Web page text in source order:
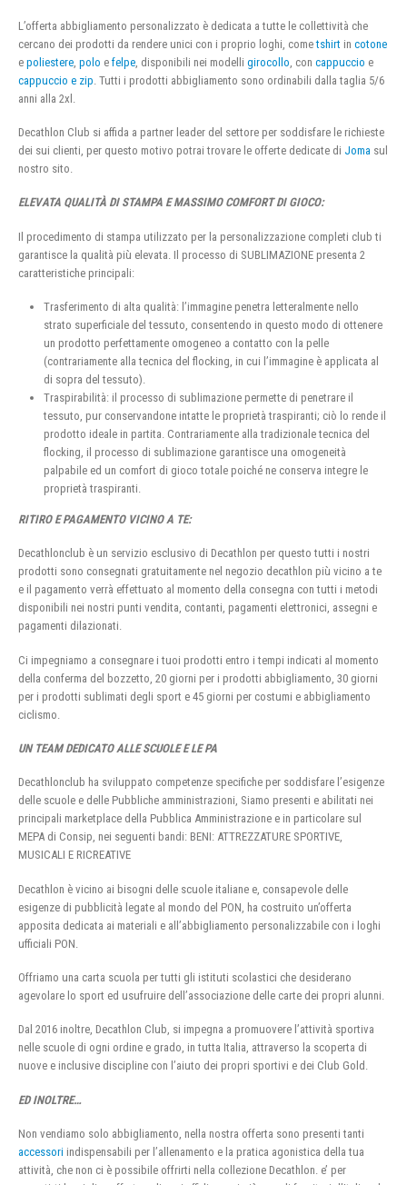
L’offerta abbigliamento personalizzato è dedicata a tutte le collettività che
cercano dei prodotti da rendere unici con i proprio loghi, cometshirt in cotone
e poliestere polo e felpe , disponibili nei modelli girocollo , con cappuccio e
cappuccio e zip . Tutti i prodotti abbigliamento sono ordinabili dalla taglia 5/6
anni alla 2xl.
Decathlon Club si affida a partner leader del settore per soddisfare le richieste
dei sui clienti, per questo motivo potrai trovare le offerte dedicate di Joma sul
nostro sito.
ELEVATA QUALITÀ DI STAMPA E MASSIMO COMFORT DI GIOCO:
Il procedimento di stampa utilizzato per la personalizzazione completi club ti
garantisce la qualità più elevata. Il processo di SUBLIMAZIONE presenta 2
caratteristiche principali:
Trasferimento di alta qualità: l’immagine penetra letteralmente nello
strato superficiale del tessuto, consentendo in questo modo di ottenere
un prodotto perfettamente omogeneo a contatto con la pelle
(contrariamente alla tecnica del flocking, in cui l’immagine è applicata al
di sopra del tessuto).
Traspirabilità: il processo di sublimazione permette di penetrare il
tessuto, pur conservandone intatte le proprietà traspiranti; ciò lo rende il
prodotto ideale in partita. Contrariamente alla tradizionale tecnica del
flocking, il processo di sublimazione garantisce una omogeneità
palpabile ed un comfort di gioco totale poiché ne conserva integre le
proprietà traspiranti.
RITIRO E PAGAMENTO VICINO A TE:
Decathlonclub è un servizio esclusivo di Decathlon per questo tutti i nostri
prodotti sono consegnati gratuitamente nel negozio decathlon più vicino a te
e il pagamento verrà effettuato al momento della consegna con tutti i metodi
disponibili nei nostri punti vendita, contanti, pagamenti elettronici, assegni e
pagamenti dilazionati.
Ci impegniamo a consegnare i tuoi prodotti entro i tempi indicati al momento
della conferma del bozzetto, 20 giorni per i prodotti abbigliamento, 30 giorni
per i prodotti sublimati degli sport e 45 giorni per costumi e abbigliamento
ciclismo.
UN TEAM DEDICATO ALLE SCUOLE E LE PA
Decathlonclub ha sviluppato competenze specifiche per soddisfare l’esigenze
delle scuole e delle Pubbliche amministrazioni, Siamo presenti e abilitati nei
principali marketplace della Pubblica Amministrazione e in particolare sul
MEPA di Consip, nei seguenti bandi: BENI: ATTREZZATURE SPORTIVE,
MUSICALI E RICREATIVE
Decathlon è vicino ai bisogni delle scuole italiane e, consapevole delle
esigenze di pubblicità legate al mondo del PON, ha costruito un’offerta
apposita dedicata ai materiali e all’abbigliamento personalizzabile con i loghi
ufficiali PON.
Offriamo una carta scuola per tutti gli istituti scolastici che desiderano
agevolare lo sport ed usufruire dell’associazione delle carte dei propri alunni.
Dal 2016 inoltre, Decathlon Club, si impegna a promuovere l’attività sportiva
nelle scuole di ogni ordine e grado, in tutta Italia, attraverso la scoperta di
nuove e inclusive discipline con l’aiuto dei propri sportivi e dei Club Gold.
ED INOLTRE…
Non vendiamo solo abbigliamento, nella nostra offerta sono presenti tanti
accessori indispensabili per l’allenamento e la pratica agonistica della tua
attività, che non ci è possibile offrirti nella collezione Decathlon. e’ per